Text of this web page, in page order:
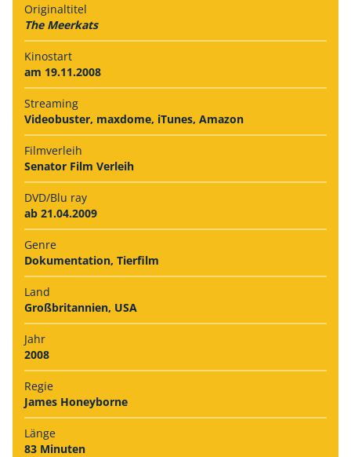
Originaltitel
The Meerkats
Kinostart
am 19.11.2008
Streaming
Videobuster, maxdome, iTunes, Amazon
Filmverleih
Senator Film Verleih
DVD/Blu ray
ab 21.04.2009
Genre
Dokumentation, Tierfilm
Land
Großbritannien, USA
Jahr
2008
Regie
James Honeyborne
Länge
83 Minuten